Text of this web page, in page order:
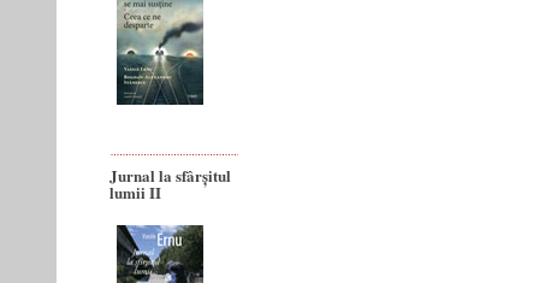
Jurnal la sfârșitul
lumii II